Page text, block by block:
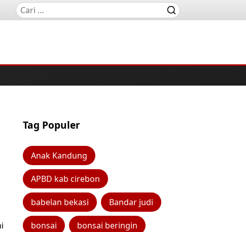
Tag Populer
Anak Kandung
APBD kab cirebon
babelan bekasi Bandar judi
bonsai bonsai beringin